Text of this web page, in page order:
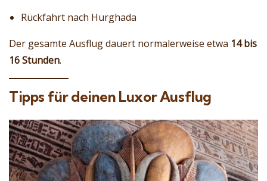
Rückfahrt nach Hurghada
Der gesamte Ausflug dauert normalerweise etwa 14 bis
16 Stunden.
Tipps für deinen Luxor Ausflug